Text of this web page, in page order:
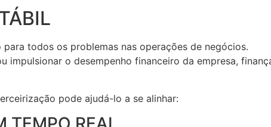
todos os problemas nas operações de negócios.
o desempenho financeiro da empresa,
pode ajudá-lo a se alinhar: